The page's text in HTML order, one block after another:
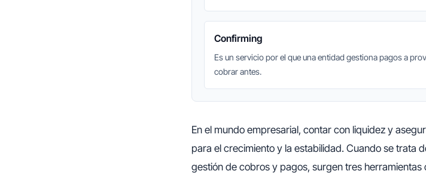
Confirming
Es un servicio por el que una entidad gestiona pagos a
cobrar antes.
En el mundo empresarial, contar con liquidez y
para el crecimiento y la estabilidad. Cuando se trata
gestión de cobros y pagos, surgen tres